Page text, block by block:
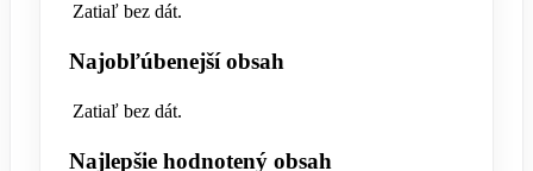
Zatiaľ bez dát.
Najobľúbenejší obsah
Zatiaľ bez dát.
Najlepšie hodnotený obsah